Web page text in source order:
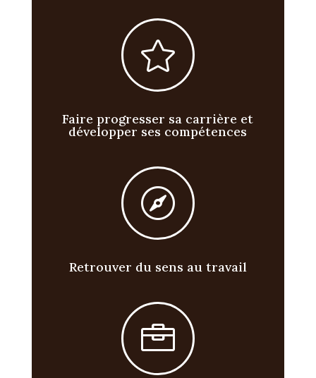

Faire progresser sa carrière et
développer ses compétences

Retrouver du sens au travail
